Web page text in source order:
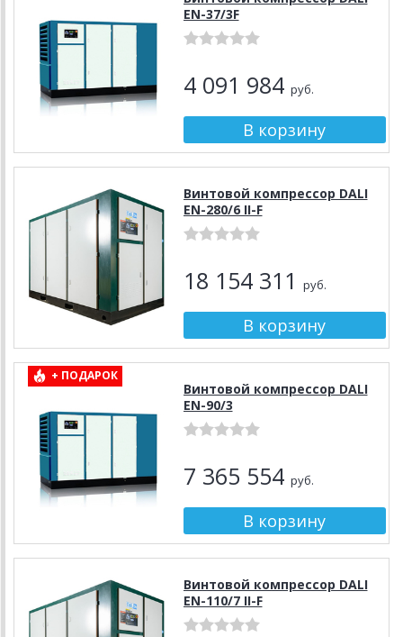
EN-37/3F
4 091 984 руб.
Винтовой компрессор DALI
EN-280/6 II-F
18 154 311 руб.
+ ПОДАРОК
Винтовой компрессор DALI
EN-90/3
7 365 554 руб.
Винтовой компрессор DALI
EN-110/7 II-F